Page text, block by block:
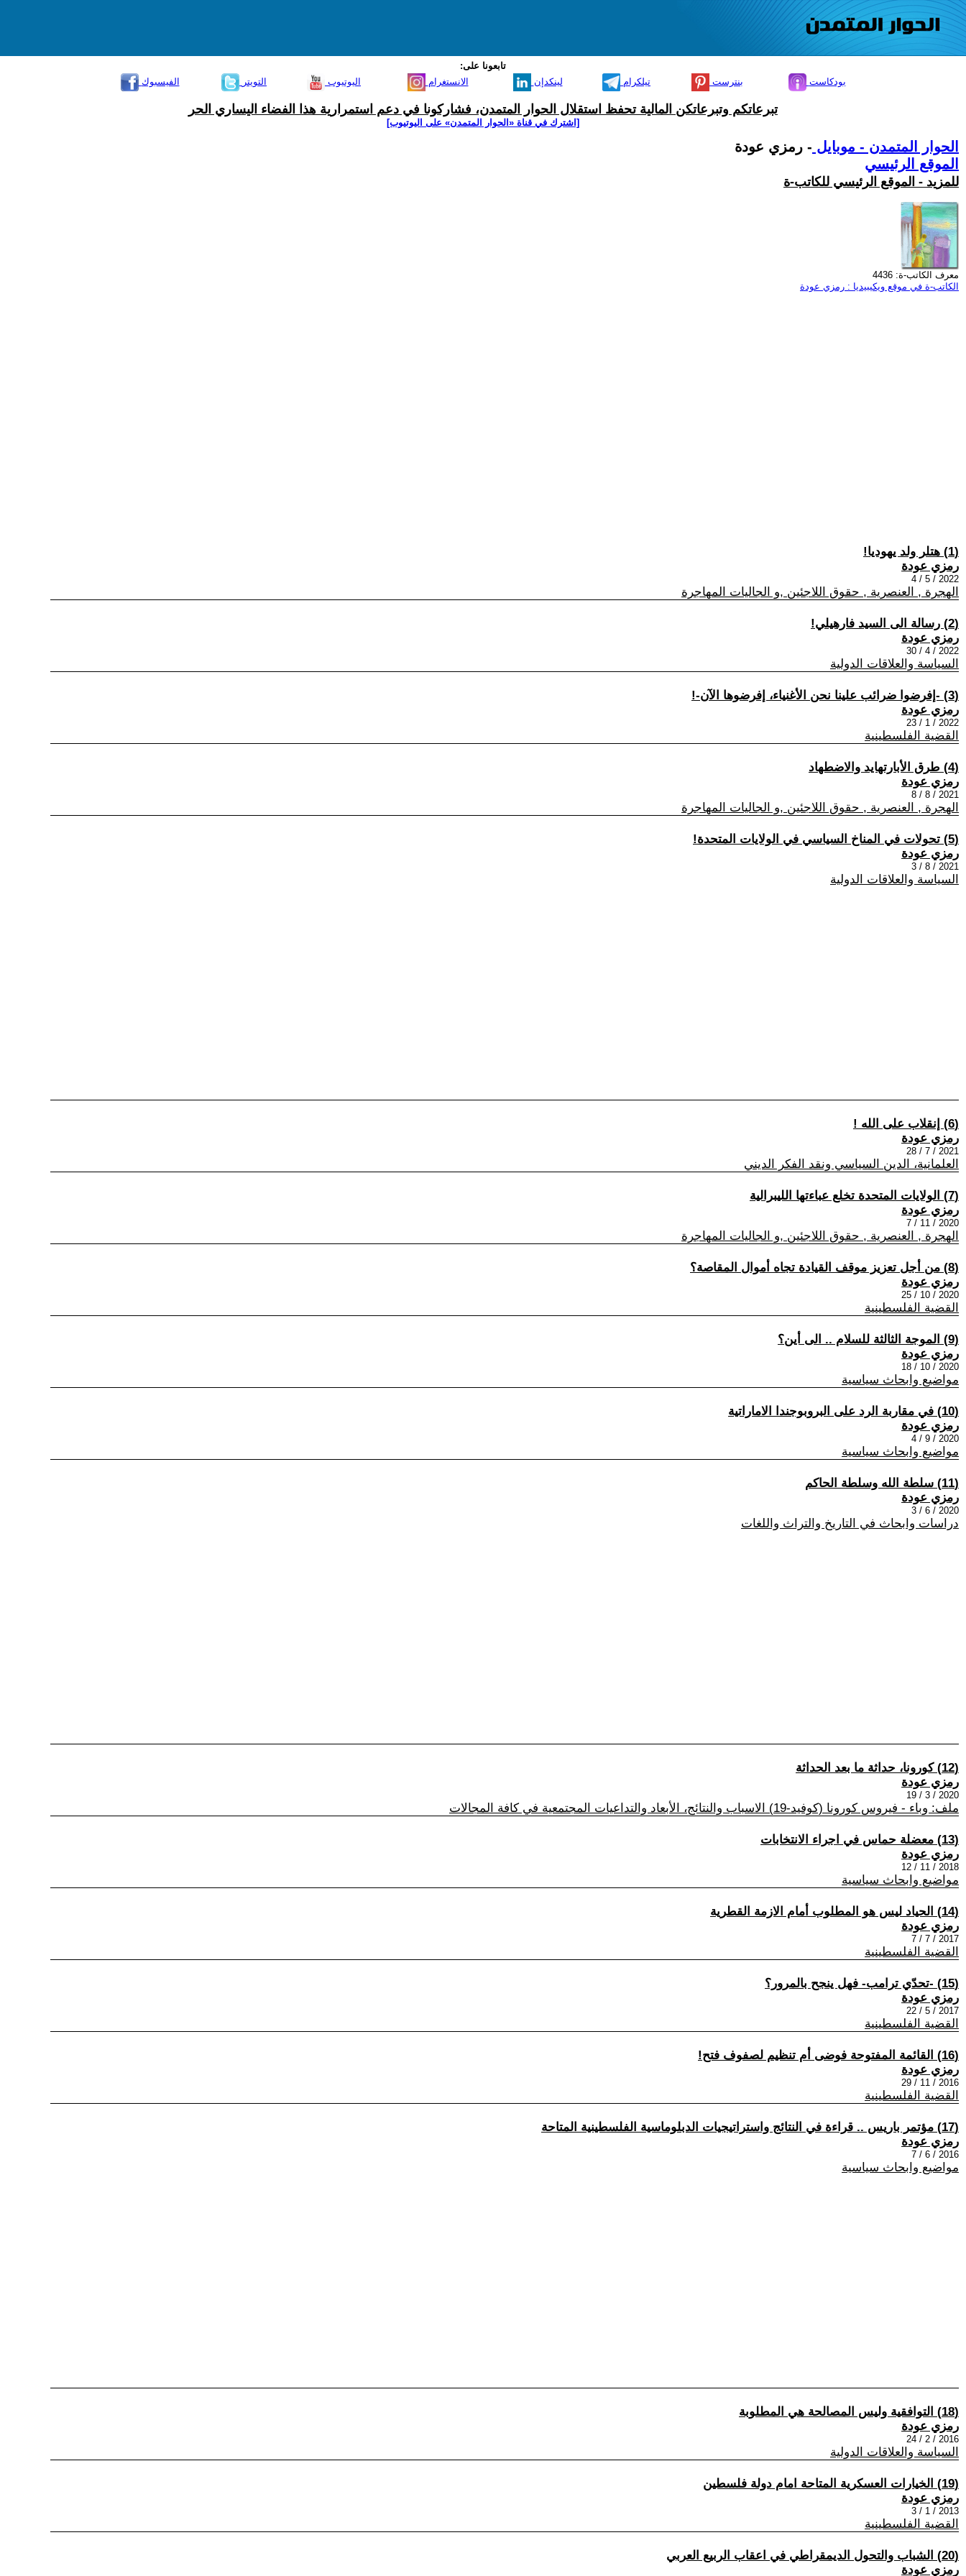
تابعونا على:
الفيسبوك
التويتر اليوتيوب الانستغرام لينكدإن تيلكرام بنترست بودكاست
تبرعاتكم وتبرعاتكن المالية تحفظ استقلال الحوار المتمدن، فشاركونا في دعم استمرارية هذا الفضاء اليساري الحر
[اشترك في قناة ‫«الحوار المتمدن» على اليوتيوب]
الحوار المتمدن - موبايل - رمزي عودة
الموقع الرئيسي
للمزيد - الموقع الرئيسي للكاتب-ة
معرف الكاتب-ة: 4436
الكاتب-ة في موقع ويكيبيديا : رمزي عودة
(1) هتلر ولد يهوديا!
رمزي عودة
2022 / 5 / 4
الهجرة , العنصرية , حقوق اللاجئين ,و الجاليات المهاجرة
(2) رسالة الى السيد فارهيلي!
رمزي عودة
2022 / 4 / 30
السياسة والعلاقات الدولية
(3) -إفرضوا ضرائب علينا نحن الأغنياء، إفرضوها الآن-!
رمزي عودة
2022 / 1 / 23
القضية الفلسطينية
(4) طرق الأبارتهايد والاضطهاد
رمزي عودة
2021 / 8 / 8
الهجرة , العنصرية , حقوق اللاجئين ,و الجاليات المهاجرة
(5) تحولات في المناخ السياسي في الولايات المتحدة!
رمزي عودة
2021 / 8 / 3
السياسة والعلاقات الدولية
(6) إنقلاب على الله !
رمزي عودة
2021 / 7 / 28
العلمانية، الدين السياسي ونقد الفكر الديني
(7) الولايات المتحدة تخلع عباءتها الليبرالية
رمزي عودة
2020 / 11 / 7
الهجرة , العنصرية , حقوق اللاجئين ,و الجاليات المهاجرة
(8) من أجل تعزيز موقف القيادة تجاه أموال المقاصة؟
رمزي عودة
2020 / 10 / 25
القضية الفلسطينية
(9) الموجة الثالثة للسلام .. الى أين؟
رمزي عودة
2020 / 10 / 18
مواضيع وابحاث سياسية
(10) في مقاربة الرد على البروبوجندا الاماراتية
رمزي عودة
2020 / 9 / 4
مواضيع وابحاث سياسية
(11) سلطة الله وسلطة الحاكم
رمزي عودة
2020 / 6 / 3
دراسات وابحاث في التاريخ والتراث واللغات
(12) كورونا، حداثة ما بعد الحداثة
رمزي عودة
2020 / 3 / 19
ملف: وباء - فيروس كورونا (كوفيد-19) الاسباب والنتائج، الأبعاد والتداعيات المجتمعية في كافة المجالات
(13) معضلة حماس في اجراء الانتخابات
رمزي عودة
2018 / 11 / 12
مواضيع وابحاث سياسية
(14) الحياد ليس هو المطلوب أمام الازمة القطرية
رمزي عودة
2017 / 7 / 7
القضية الفلسطينية
(15) -تحدّي ترامب- فهل ينجح بالمرور؟
رمزي عودة
2017 / 5 / 22
القضية الفلسطينية
(16) القائمة المفتوحة فوضى أم تنظيم لصفوف فتح!
رمزي عودة
2016 / 11 / 29
القضية الفلسطينية
(17) مؤتمر باريس .. قراءة في النتائج واستراتيجيات الدبلوماسية الفلسطينية المتاحة
رمزي عودة
2016 / 6 / 7
مواضيع وابحاث سياسية
(18) التوافقية وليس المصالحة هي المطلوبة
رمزي عودة
2016 / 2 / 24
السياسة والعلاقات الدولية
(19) الخيارات العسكرية المتاحة امام دولة فلسطين
رمزي عودة
2013 / 1 / 3
القضية الفلسطينية
(20) الشباب والتحول الديمقراطي في اعقاب الربيع العربي
رمزي عودة